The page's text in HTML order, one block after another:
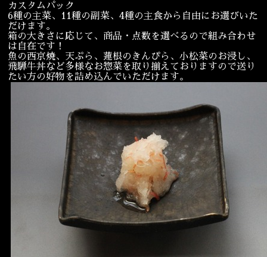
カスタムパック
6種の主菜、11種の副菜、4種の主食から自由にお選びいた
だけます。
箱の大きさに応じて、商品・点数を選べるので組み合わせ
は自在です！
魚の西京焼、天ぷら、蓮根のきんぴら、小松菜のお浸し、
飛騨牛丼など多様なお惣菜を取り揃えておりますので送り
たい方の好物を詰め込んでいただけます。